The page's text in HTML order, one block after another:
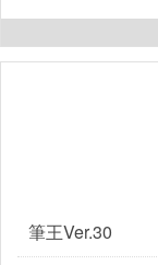
筆王Ver.30